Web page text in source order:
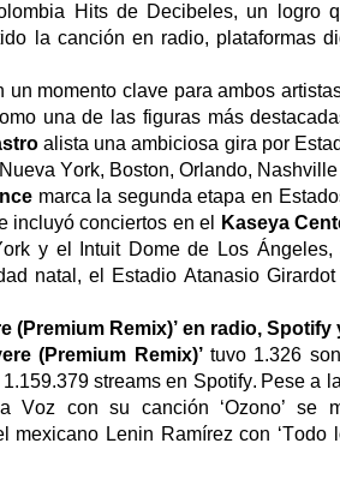
Hits de Decibeles, un logro
la canción en radio, plataformas
momento clave para ambos
una de las figuras más
alista una ambiciosa gira por
York, Boston, Orlando,
marca la segunda etapa en
incluyó conciertos en el Kaseya
y el Intuit Dome de Los Ángeles,
natal, el Estadio Atanasio
(Premium Remix)’ en radio, Spotify
(Premium Remix)’ tuvo 1.326
1.159.379streams en Spotify. Pese a
Voz con su canción ‘Ozono’ se
mexicano Lenin Ramírez con ‘Todo